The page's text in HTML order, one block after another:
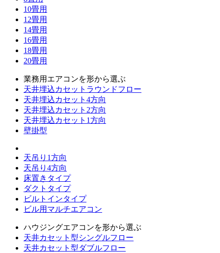
10畳用
12畳用
14畳用
16畳用
18畳用
20畳用
業務用エアコンを形から選ぶ
天井埋込カセットラウンドフロー
天井埋込カセット4方向
天井埋込カセット2方向
天井埋込カセット1方向
壁掛型
天吊り1方向
天吊り4方向
床置きタイプ
ダクトタイプ
ビルトインタイプ
ビル用マルチエアコン
ハウジングエアコンを形から選ぶ
天井カセット型シングルフロー
天井カセット型ダブルフロー